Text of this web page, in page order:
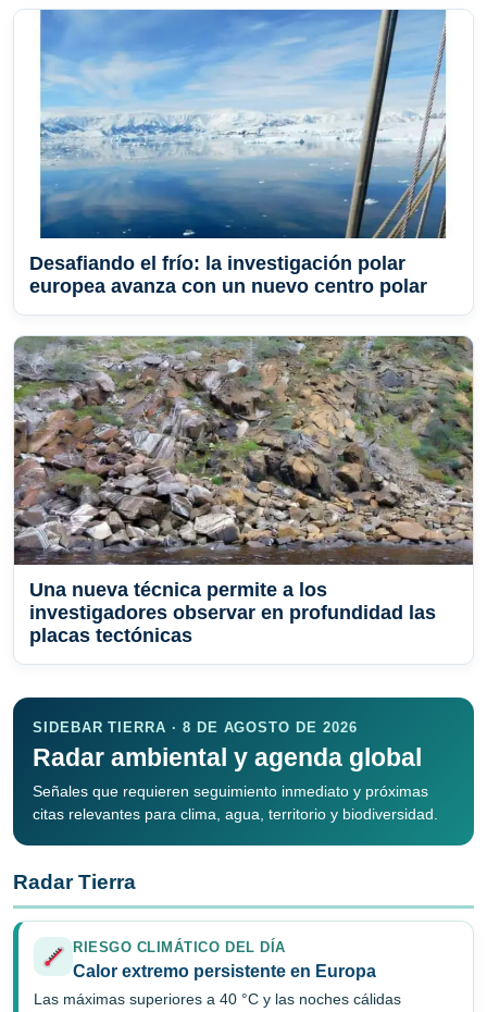
Desafiando el frío: la investigación polar
europea avanza con un nuevo centro polar
Una nueva técnica permite a los
investigadores observar en profundidad las
placas tectónicas
SIDEBAR TIERRA · 8 DE AGOSTO DE 2026
Radar ambiental y agenda global
Señales que requieren seguimiento inmediato y próximas
citas relevantes para clima, agua, territorio y biodiversidad.
Radar Tierra
RIESGO CLIMÁTICO DEL DÍA
Calor extremo persistente en Europa
Las máximas superiores a 40 °C y las noches cálidas